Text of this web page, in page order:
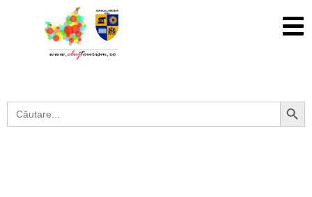
Search
for:
Search Button